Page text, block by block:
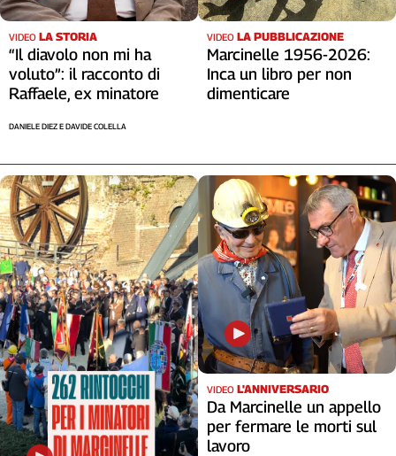
VIDEO LA STORIA
“Il diavolo non mi ha
voluto”: il racconto di
Raffaele, ex minatore
DANIELE DIEZ E DAVIDE COLELLA
VIDEO LA PUBBLICAZIONE
Marcinelle 1956-2026:
Inca un libro per non
dimenticare
VIDEO L'ANNIVERSARIO
Da Marcinelle un appello
per fermare le morti sul
lavoro